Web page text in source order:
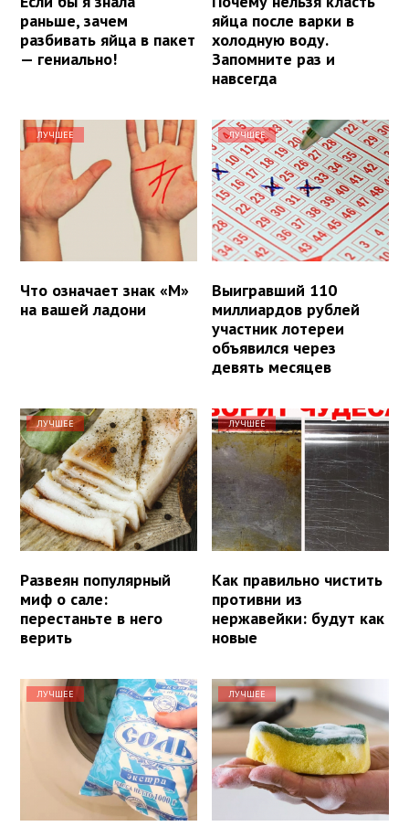
раньше, зачем
разбивать яйца в пакет
— гениально!
яйца после варки в
холодную воду.
Запомните раз и
навсегда
ЛУЧШЕЕ
Что означает знак «М»
на вашей ладони
ЛУЧШЕЕ
Выигравший 110
миллиардов рублей
участник лотереи
объявился через
девять месяцев
ЛУЧШЕЕ
Развеян популярный
миф о сале:
перестаньте в него
верить
ЛУЧШЕЕ
Как правильно чистить
противни из
нержавейки: будут как
новые
ЛУЧШЕЕ ЛУЧШЕЕ